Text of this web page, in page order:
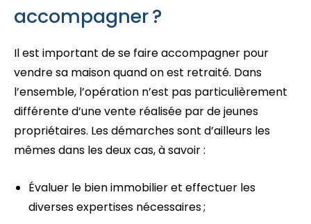
accompagner ?
Il est important de se faire accompagner pour
vendre sa maison quand on est retraité. Dans
l’ensemble, l’opération n’est pas particulièrement
différente d’une vente réalisée par de jeunes
propriétaires. Les démarches sont d’ailleurs les
mêmes dans les deux cas, à savoir :
Évaluer le bien immobilier et effectuer les
diverses expertises nécessaires ;